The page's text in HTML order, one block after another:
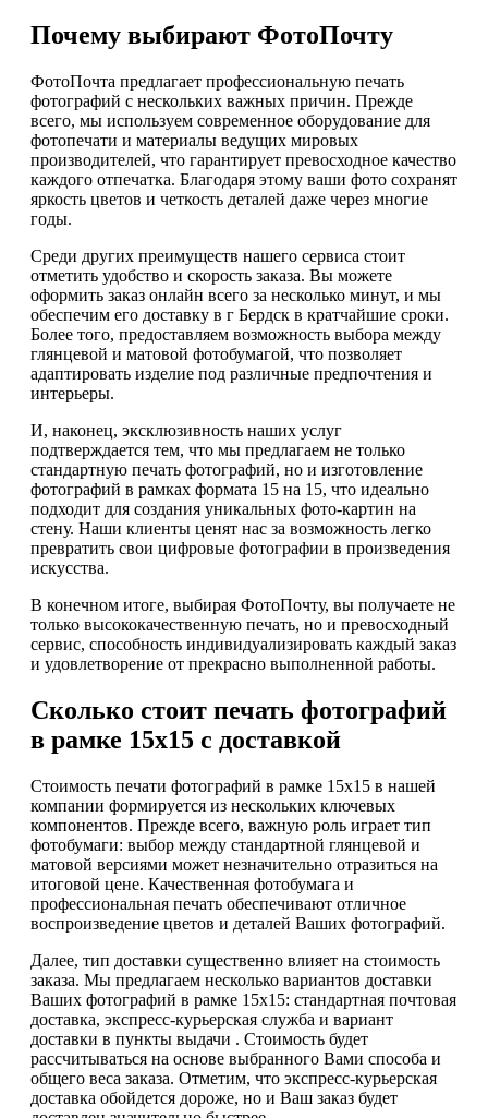
Почему выбирают ФотоПочту
ФотоПочта предлагает профессиональную печать
фотографий с нескольких важных причин. Прежде
всего, мы используем современное оборудование для
фотопечати и материалы ведущих мировых
производителей, что гарантирует превосходное качество
каждого отпечатка. Благодаря этому ваши фото сохранят
яркость цветов и четкость деталей даже через многие
годы.
Среди других преимуществ нашего сервиса стоит
отметить удобство и скорость заказа. Вы можете
оформить заказ онлайн всего за несколько минут, и мы
обеспечим его доставку в г Бердск в кратчайшие сроки.
Более того, предоставляем возможность выбора между
глянцевой и матовой фотобумагой, что позволяет
адаптировать изделие под различные предпочтения и
интерьеры.
И, наконец, эксклюзивность наших услуг
подтверждается тем, что мы предлагаем не только
стандартную печать фотографий, но и изготовление
фотографий в рамках формата 15 на 15, что идеально
подходит для создания уникальных фото-картин на
стену. Наши клиенты ценят нас за возможность легко
превратить свои цифровые фотографии в произведения
искусства.
В конечном итоге, выбирая ФотоПочту, вы получаете не
только высококачественную печать, но и превосходный
сервис, способность индивидуализировать каждый заказ
и удовлетворение от прекрасно выполненной работы.
Сколько стоит печать фотографий
в рамке 15х15 с доставкой
Стоимость печати фотографий в рамке 15х15 в нашей
компании формируется из нескольких ключевых
компонентов. Прежде всего, важную роль играет тип
фотобумаги: выбор между стандартной глянцевой и
матовой версиями может незначительно отразиться на
итоговой цене. Качественная фотобумага и
профессиональная печать обеспечивают отличное
воспроизведение цветов и деталей Ваших фотографий.
Далее, тип доставки существенно влияет на стоимость
заказа. Мы предлагаем несколько вариантов доставки
Ваших фотографий в рамке 15х15: стандартная почтовая
доставка, экспресс-курьерская служба и вариант
доставки в пункты выдачи . Стоимость будет
рассчитываться на основе выбранного Вами способа и
общего веса заказа. Отметим, что экспресс-курьерская
доставка обойдется дороже, но и Ваш заказ будет